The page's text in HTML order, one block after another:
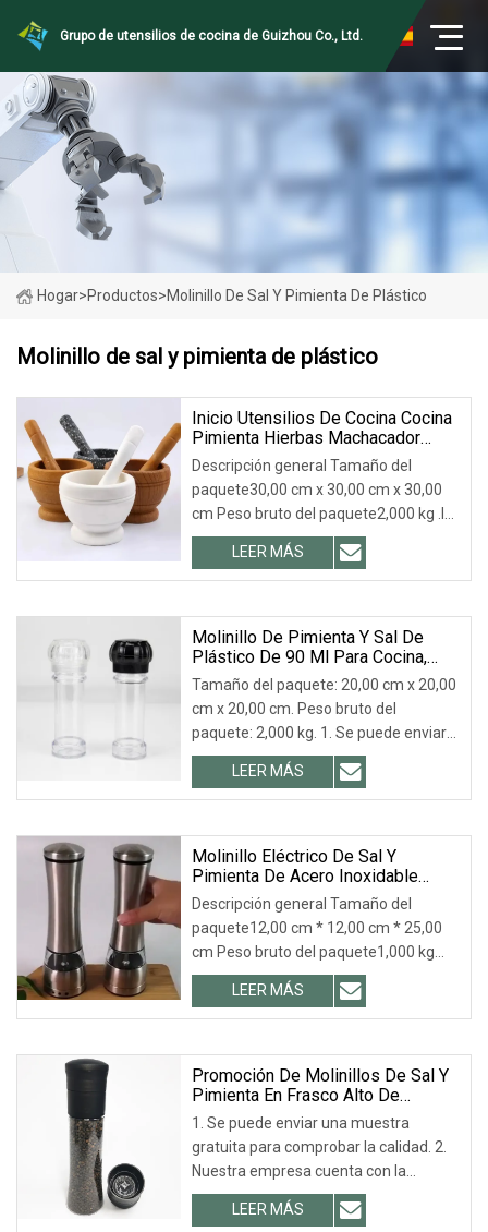
Grupo de utensilios de cocina de Guizhou Co., Ltd.
Hogar>Productos>Molinillo De Sal Y Pimienta De Plástico
Molinillo de sal y pimienta de plástico
Inicio Utensilios De Cocina Cocina
Pimienta Hierbas Machacador
Picado Herramienta Molinillos
Mortero De Cocina Mano De
Mortero Olla Mezcladora Molinillo
Manual De Ajo Herramientas
Descripción general Tamaño del
paquete30,00 cm x 30,00 cm x 30,00
cm Peso bruto del paquete2,000 kg .lc-
a-img { posición
LEER MÁS
Molinillo De Pimienta Y Sal De
Plástico De 90 Ml Para Cocina,
Tarro De Acrílico
Tamaño del paquete: 20,00 cm x 20,00
cm x 20,00 cm. Peso bruto del
paquete: 2,000 kg. 1. Se puede enviar
una muestra gra
LEER MÁS
Molinillo Eléctrico De Sal Y
Pimienta De Acero Inoxidable
Ajustable De Plástico Negro
Personalizado Para Especias
Secas
Descripción general Tamaño del
paquete12,00 cm * 12,00 cm * 25,00
cm Peso bruto del paquete1,000 kg
Descripción de produ
LEER MÁS
Promoción De Molinillos De Sal Y
Pimienta En Frasco Alto De
Plástico Para Mascotas, Color
Negro Mate
1. Se puede enviar una muestra
gratuita para comprobar la calidad. 2.
Nuestra empresa cuenta con la
certificación ISO 90
LEER MÁS